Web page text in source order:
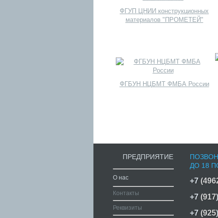
ФГУП ЦНИИ конструкционных
материалов "ПРОМЕТЕЙ"
ФГБУН НЦБМТ ФМБА России
ПРЕДПРИЯТИЕ
О нас
Контакты
Реквизиты
ДО 18
+7
+7 (917
+7 (925